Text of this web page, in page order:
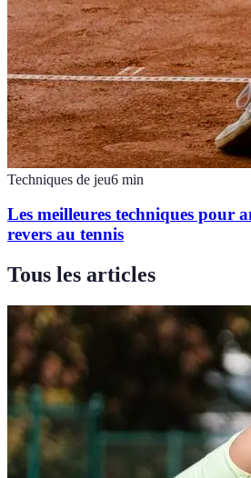
Techniques de jeu6 min
Les meilleures techniques pour
revers au tennis
Tous les articles